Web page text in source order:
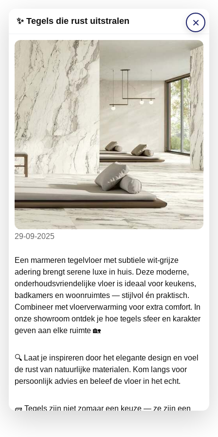
×
✨ Tegels die rust uitstralen
29-09-2025
Een marmeren tegelvloer met subtiele wit-grijze
adering brengt serene luxe in huis. Deze moderne,
onderhoudsvriendelijke vloer is ideaal voor keukens,
badkamers en woonruimtes — stijlvol én praktisch.
Combineer met vloerverwarming voor extra comfort. In
onze showroom ontdek je hoe tegels sfeer en karakter
geven aan elke ruimte 🏡
🔍Laat je inspireren door het elegante design en voel
de rust van natuurlijke materialen. Kom langs voor
persoonlijk advies en beleef de vloer in het echt.
🧱 Tegels zijn niet zomaar een keuze — ze zijn een